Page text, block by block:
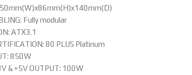
Fully modular
ATX3.1
80 PLUS Platinum
850W
& +5V OUTPUT: 100W